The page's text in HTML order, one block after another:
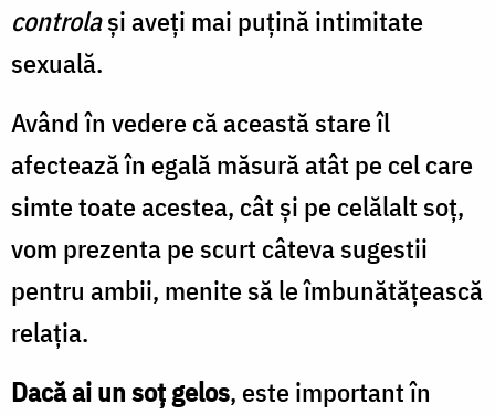
controlaşi aveţi mai puţină intimitate
sexuală.
Având în vedere că această stare îl
afectează în egală măsură atât pe cel care
simte toate acestea, cât şi pe celălalt soț,
vom prezenta pe scurt câteva sugestii
pentru ambii, menite să le îmbunătăţească
relaţia.
Dacă ai un soţ gelos, este important în